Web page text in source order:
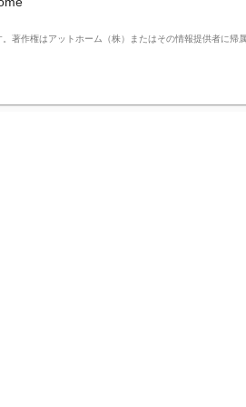
作権はアットホーム（株）またはその情報提供者に帰属